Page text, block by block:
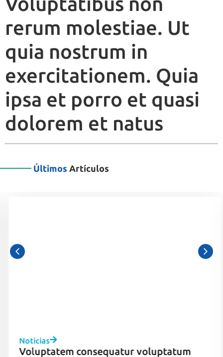
rerum molestiae. Ut
quia nostrum in
exercitationem. Quia
ipsa et porro et quasi
dolorem et natus
Últimos Artículos
Noticias
Voluptatem consequatur voluptatum